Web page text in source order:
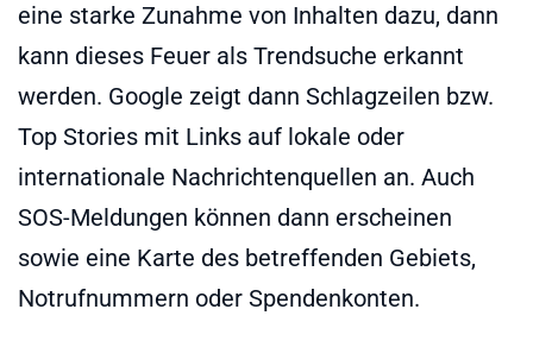
eine starke Zunahme von Inhalten dazu, dann
kann dieses Feuer als Trendsuche erkannt
werden. Google zeigt dann Schlagzeilen bzw.
Top Stories mit Links auf lokale oder
internationale Nachrichtenquellen an. Auch
SOS-Meldungen können dann erscheinen
sowie eine Karte des betreffenden Gebiets,
Notrufnummern oder Spendenkonten.